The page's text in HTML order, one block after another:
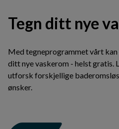
Tegn ditt nye
Med tegneprogrammet vårt
ditt nye vaskerom - helst gratis.
utforsk forskjellige
ønsker.